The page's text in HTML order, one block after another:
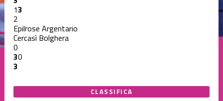
13
2
Epilrose Argentario
Cercasì Bolghera
0
30
3
CLASSIFICA